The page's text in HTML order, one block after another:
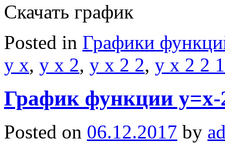
Скачать график
Posted in Графики
y x, y x 2, y x 2 2, y x 2 2 1
График функции y=x-
Posted on 06.12.2017 by